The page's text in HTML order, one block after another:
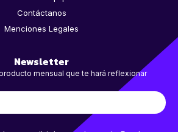
Contáctanos
Menciones Legales
Newsletter
mensual que te hará reflexionar